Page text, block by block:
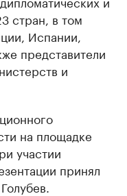
стран, в том
Испании,
представители
и
на площадке
участии
принял